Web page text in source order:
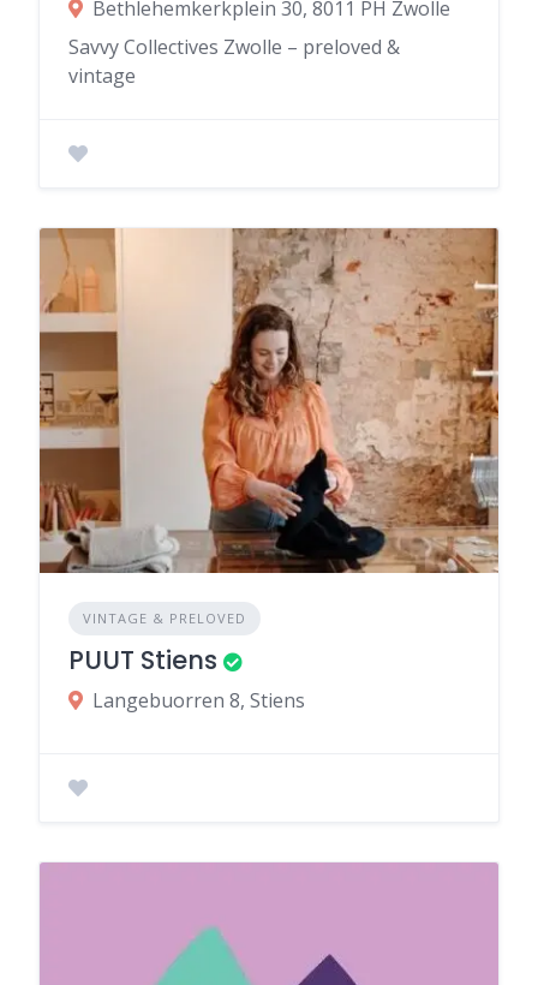
Bethlehemkerkplein 30, 8011 PH Zwolle
Savvy Collectives Zwolle – preloved &
vintage
VINTAGE & PRELOVED
PUUT Stiens
Langebuorren 8, Stiens